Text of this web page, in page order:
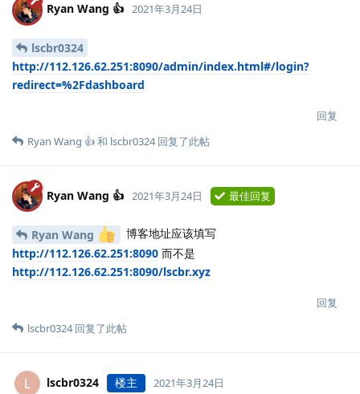
Ryan Wang 👍 2021年3月24日
lscbr0324
http://112.126.62.251:8090/admin/index.html#/login?
redirect=%2Fdashboard
回复
Ryan Wang 👍和 lscbr0324回复了此帖
Ryan Wang 👍 2021年3月24日 最佳回复
Ryan Wang
博客地址应该填写
http://112.126.62.251:8090 而不是
http://112.126.62.251:8090/lscbr.xyz
回复
lscbr0324回复了此帖
L lscbr0324 楼主 2021年3月24日